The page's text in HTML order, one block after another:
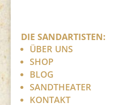
DIE SANDARTISTEN:
ÜBER UNS
SHOP
BLOG
SANDTHEATER
KONTAKT